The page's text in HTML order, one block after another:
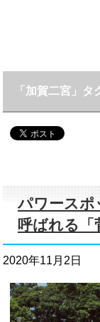
「加賀二宮」タ
パワースポ
呼ばれる「
2020年11月2日